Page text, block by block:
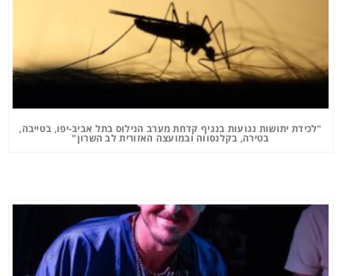
"לכידת יתושות נגועות בנגיף קדחת מערב הנילוס בתל אביב-יפו, בטייבה,
בטירה, בקלנסווה ובמועצה האזורית לב השרון"